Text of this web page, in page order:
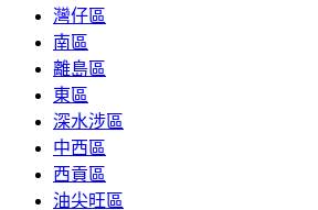
灣仔區
南區
離島區
東區
深水涉區
中西區
西貢區
油尖旺區